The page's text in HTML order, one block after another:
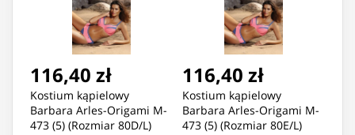
116,40 zł
Kostium kąpielowy
Barbara Arles-Origami M-
473 (5) (Rozmiar 80D/L)
116,40 zł
Kostium kąpielowy
Barbara Arles-Origami M-
473 (5) (Rozmiar 80E/L)